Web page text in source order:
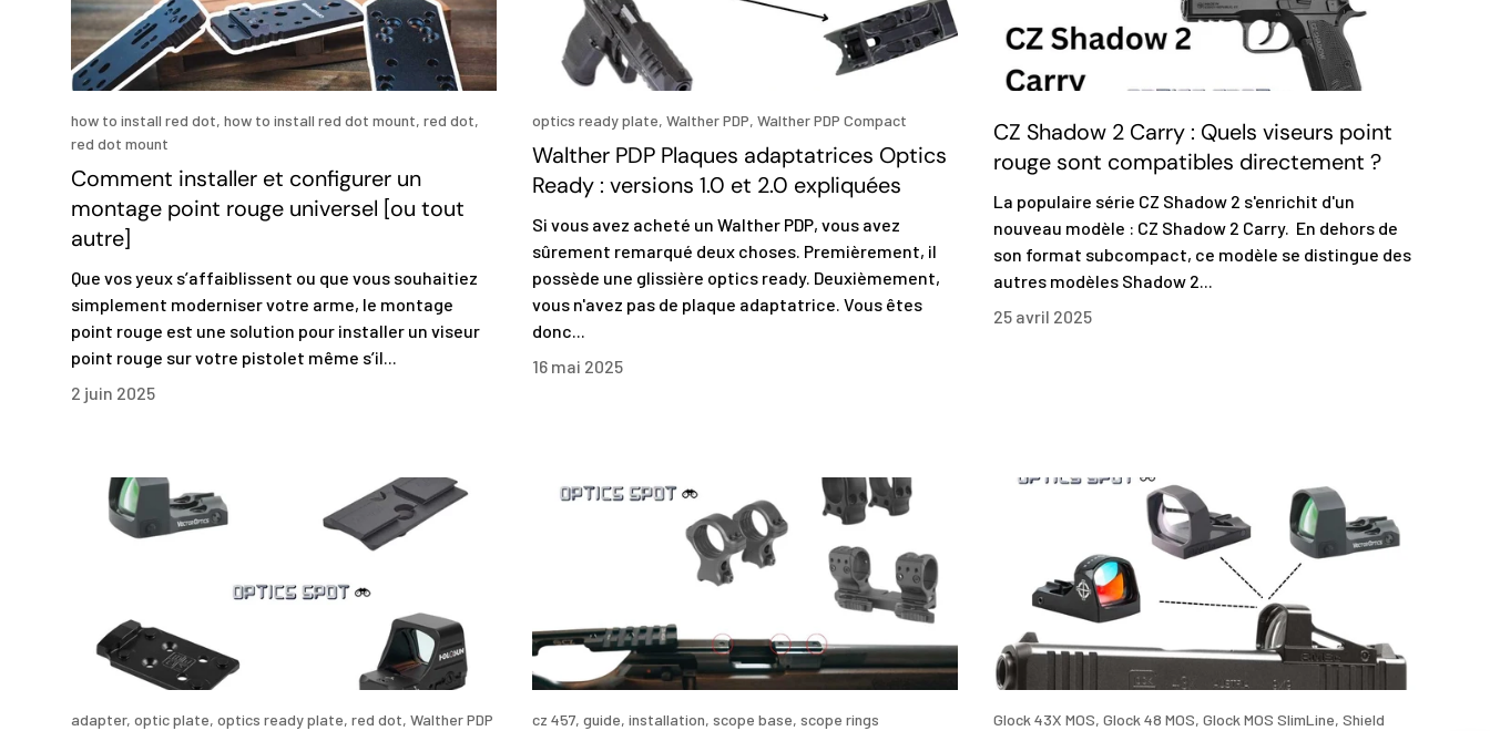
how to install red dot, how to install red dot mount, red dot,
red dot mount
Comment installer et configurer un
montage point rouge universel [ou tout
autre]
Que vos yeux s’affaiblissent ou que vous souhaitiez
simplement moderniser votre arme, le montage
point rouge est une solution pour installer un viseur
point rouge sur votre pistolet même s’il...
2 juin 2025
optics ready plate, Walther PDP, Walther PDP Compact
Walther PDP Plaques adaptatrices Optics
Ready : versions 1.0 et 2.0 expliquées
Si vous avez acheté un Walther PDP, vous avez
sûrement remarqué deux choses. Premièrement, il
possède une glissière optics ready. Deuxièmement,
vous n'avez pas de plaque adaptatrice. Vous êtes
donc...
16 mai 2025
CZ Shadow 2 Carry : Quels viseurs point
rouge sont compatibles directement ?
La populaire série CZ Shadow 2 s'enrichit d'un
nouveau modèle : CZ Shadow 2 Carry. En dehors de
son format subcompact, ce modèle se distingue des
autres modèles Shadow 2...
25 avril 2025
adapter, optic plate, optics ready plate, red dot, Walther PDP
cz 457, guide, installation, scope base, scope rings Glock 43X MOS, Glock 48 MOS, Glock MOS SlimLine, Shield